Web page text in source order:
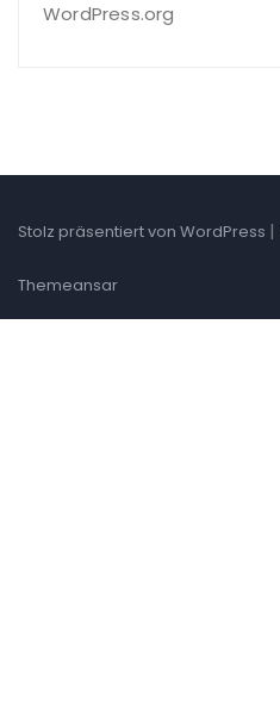
WordPress.org
Stolz präsentiert von WordPress |
Themeansar